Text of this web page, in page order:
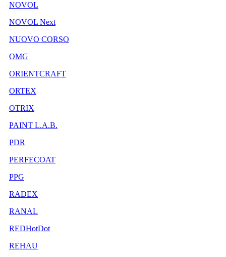
NOVOL
NOVOL Next
NUOVO CORSO
OMG
ORIENTCRAFT
ORTEX
OTRIX
PAINT L.A.B.
PDR
PERFECOAT
PPG
RADEX
RANAL
REDHotDot
REHAU